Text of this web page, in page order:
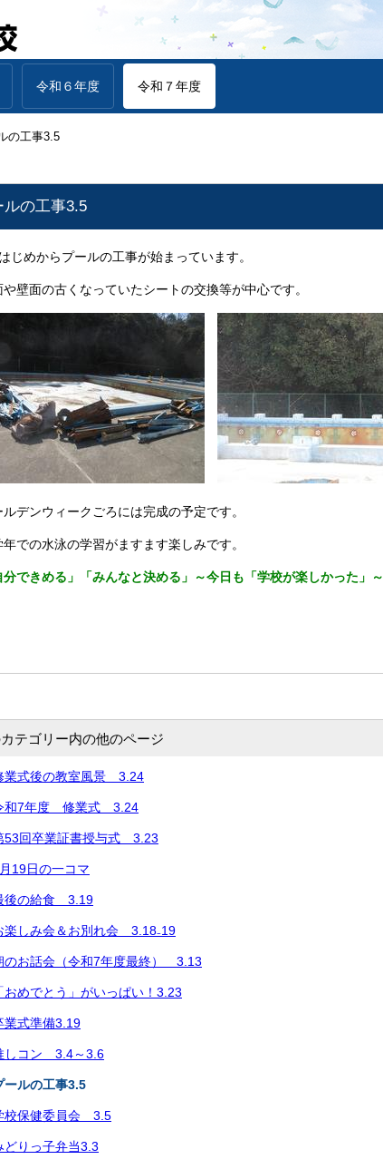
令和６年度 令和７年度
の工事3.5
ルの工事3.5
じめからプールの工事が始まっています。
や壁面の古くなっていたシートの交換等が中心です。
ルデンウィークごろには完成の予定です。
年での水泳の学習がますます楽しみです。
分できめる」「みんなと決める」～今日も「学校が楽しかった」～
テゴリー内の他のページ
業式後の教室風景 3.24
和7年度 修業式 3.24
53回卒業証書授与式 3.23
19日の一コマ
後の給食 3.19
楽しみ会＆お別れ会 3.18₋19
のお話会（令和7年度最終） 3.13
「おめでとう」がいっぱい！3.23
業式準備3.19
しコン 3.4～3.6
ールの工事3.5
校保健委員会 3.5
どりっ子弁当3.3